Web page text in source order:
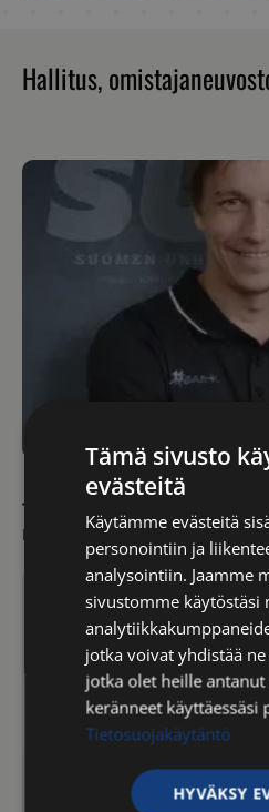
Hallitus,
Jari Antikainen
Perustaja, hallituksen
Tämä sivusto
evästeitä
Käytämme evästeitä
personointiin ja
analysointiin. Jaamme
sivustomme käytöstäsi
jotka voivat yhdistää
jotka olet heille
keränneet käyttäessäsi
Tietosuojakäytäntö
HYVÄKSY